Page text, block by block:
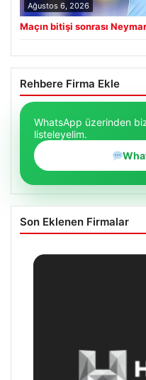
Ağustos 6, 2026
Maçın bitişi sonrası
Rehbere Firma Ekle
WhatsApp üzerinden
listeleyelim.
Son Eklenen Firmalar